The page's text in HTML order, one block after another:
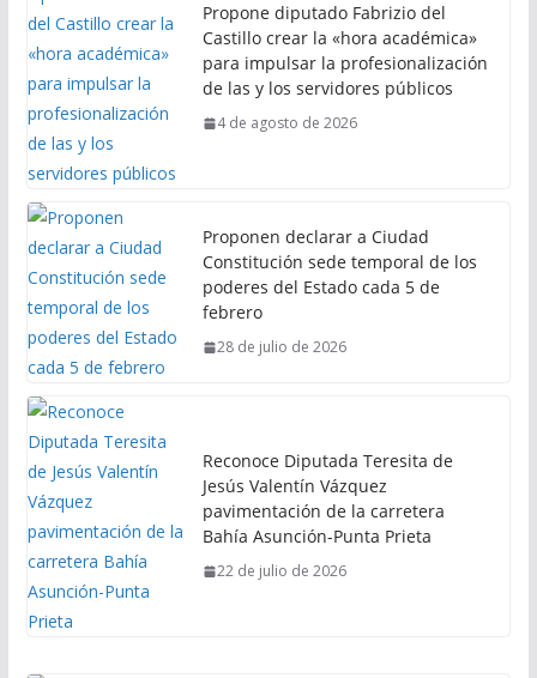
Propone diputado Fabrizio del
Castillo crear la «hora académica»
para impulsar la profesionalización
de las y los servidores públicos
4 de agosto de 2026
Proponen declarar a Ciudad
Constitución sede temporal de los
poderes del Estado cada 5 de
febrero
28 de julio de 2026
Reconoce Diputada Teresita de
Jesús Valentín Vázquez
pavimentación de la carretera
Bahía Asunción-Punta Prieta
22 de julio de 2026